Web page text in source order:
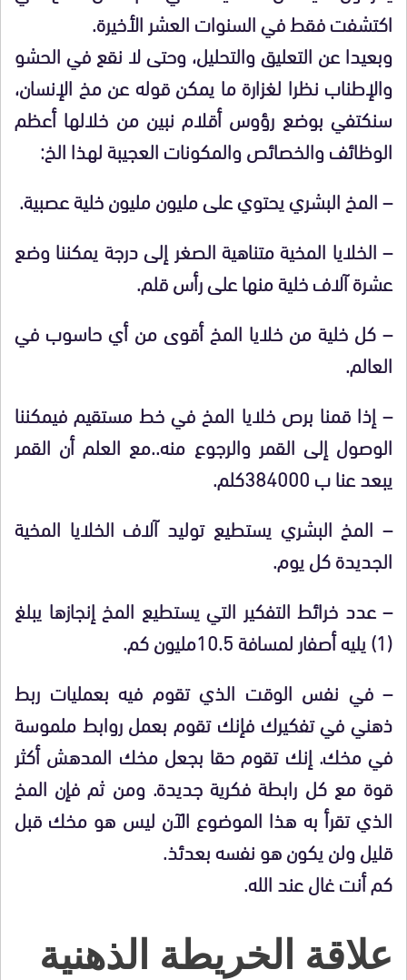
اكتشفت فقط في السنوات العشر الأخيرة.
وبعيدا عن التعليق والتحليل، وحتى لا نقع في الحشو
والإطناب نظرا لغزارة ما يمكن قوله عن مخ الإنسان،
سنكتفي بوضع رؤوس أقلام نبين من خلالها أعظم
الوظائف والخصائص والمكونات العجيبة لهذا الخ:
– المخ البشري يحتوي على مليون مليون خلية عصبية.
– الخلايا المخية متناهية الصغر إلى درجة يمكننا وضع
عشرة آلاف خلية منها على رأس قلم.
– كل خلية من خلايا المخ أقوى من أي حاسوب في
العالم.
– إذا قمنا برص خلايا المخ في خط مستقيم فيمكننا
الوصول إلى القمر والرجوع منه..مع العلم أن القمر
يبعد عنا ب 384000كلم.
– المخ البشري يستطيع توليد آلاف الخلايا المخية
الجديدة كل يوم.
– عدد خرائط التفكير التي يستطيع المخ إنجازها يبلغ
(1) يليه أصفار لمسافة 10.5مليون كم.
– في نفس الوقت الذي تقوم فيه بعمليات ربط
ذهني في تفكيرك فإنك تقوم بعمل روابط ملموسة
في مخك. إنك تقوم حقا بجعل مخك المدهش أكثر
قوة مع كل رابطة فكرية جديدة. ومن ثم فإن المخ
الذي تقرأ به هذا الموضوع الآن ليس هو مخك قبل
قليل ولن يكون هو نفسه بعدئذ.
كم أنت غال عند الله.
علاقة الخريطة الذهنية